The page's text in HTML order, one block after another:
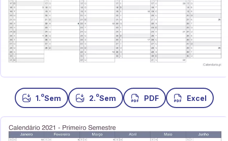
1.oSem 2.oSem PDF Excel